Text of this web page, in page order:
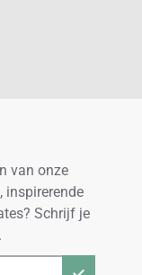
van onze
inspirerende
Schrijf je